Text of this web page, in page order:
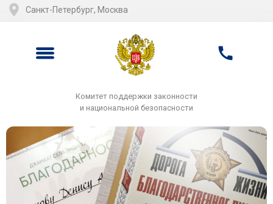
Санкт-Петербург, Москва
Комитет поддержки законности
и национальной безопасности